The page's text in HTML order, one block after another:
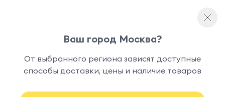
наличии
Ваш город Москва?
От выбранного региона зависят доступные
способы доставки, цены и наличие товаров